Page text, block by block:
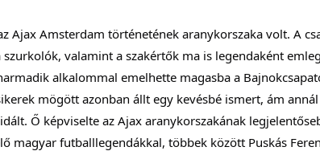
Ajax Amsterdam történetének aranykorszaka volt. A
szurkolók, valamint a szakértők ma is legendaként
alkalommal emelhette magasba a
mögött azonban állt egy kevésbé ismert, ám
Ő képviselte az Ajax aranykorszakának
magyar futballlegendákkal, többek között Puskás